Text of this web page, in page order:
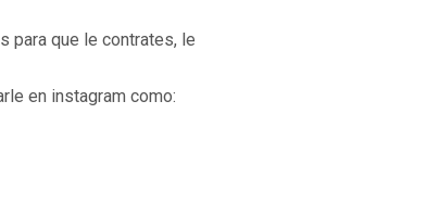
para que le contrates, le
en instagram como: